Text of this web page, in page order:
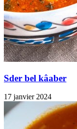
Sder bel kâaber
17 janvier 2024